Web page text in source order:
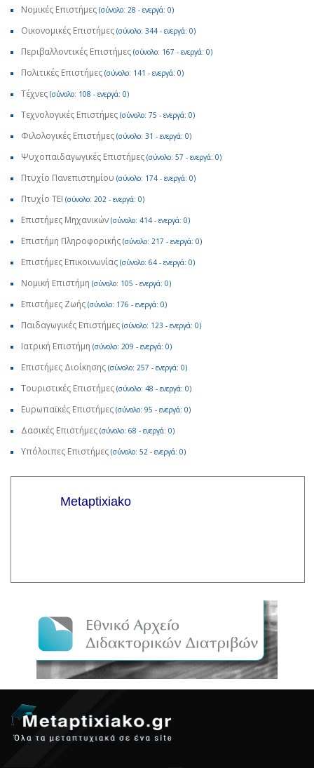
Νομικές Επιστήμες (σύνολο: 28 - ενεργά: 0)
Οικονομικές Επιστήμες (σύνολο: 344 - ενεργά: 0)
Περιβαλλοντικές Επιστήμες (σύνολο: 167 - ενεργά: 0)
Πολιτικές Επιστήμες (σύνολο: 141 - ενεργά: 0)
Τέχνες (σύνολο: 108 - ενεργά: 0)
Τεχνολογικές Επιστήμες (σύνολο: 75 - ενεργά: 0)
Φιλολογικές Επιστήμες (σύνολο: 31 - ενεργά: 0)
Ψυχοπαιδαγωγικές Επιστήμες (σύνολο: 57 - ενεργά: 0)
Πτυχίο Πανεπιστημίου (σύνολο: 174 - ενεργά: 0)
Πτυχίο ΤΕΙ (σύνολο: 202 - ενεργά: 0)
Επιστήμες Μηχανικών (σύνολο: 414 - ενεργά: 0)
Επιστήμη Πληροφορικής (σύνολο: 217 - ενεργά: 0)
Επιστήμες Επικοινωνίας (σύνολο: 64 - ενεργά: 0)
Νομική Επιστήμη (σύνολο: 105 - ενεργά: 0)
Επιστήμες Ζωής (σύνολο: 176 - ενεργά: 0)
Παιδαγωγικές Επιστήμες (σύνολο: 123 - ενεργά: 0)
Ιατρική Επιστήμη (σύνολο: 209 - ενεργά: 0)
Επιστήμες Διοίκησης (σύνολο: 257 - ενεργά: 0)
Τουριστικές Επιστήμες (σύνολο: 48 - ενεργά: 0)
Ευρωπαϊκές Επιστήμες (σύνολο: 95 - ενεργά: 0)
Δασικές Επιστήμες (σύνολο: 68 - ενεργά: 0)
Υπόλοιπες Επιστήμες (σύνολο: 52 - ενεργά: 0)